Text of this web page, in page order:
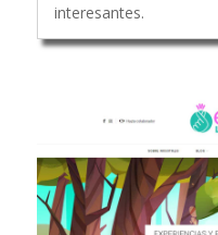
interesantes.